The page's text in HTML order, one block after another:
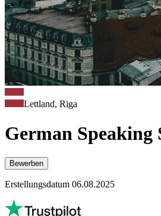
Lettland, Riga
German Speaking
Bewerben
Erstellungsdatum 06.08.2025